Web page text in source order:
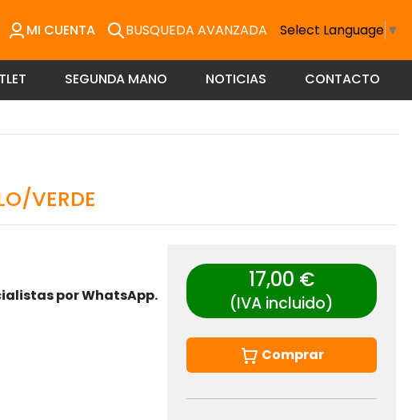
MI CUENTA BUSQUEDA AVANZADA Select Language ▼
SEGUNDA MANO NOTICIAS CONTACTO
VERDE
por WhatsApp.
17,00 €
(IVA incluido)
Comprar